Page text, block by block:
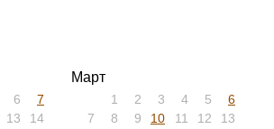
6
7
13
14
Март
1 2 3 4 5
6
7
8 9 10 11 12
13